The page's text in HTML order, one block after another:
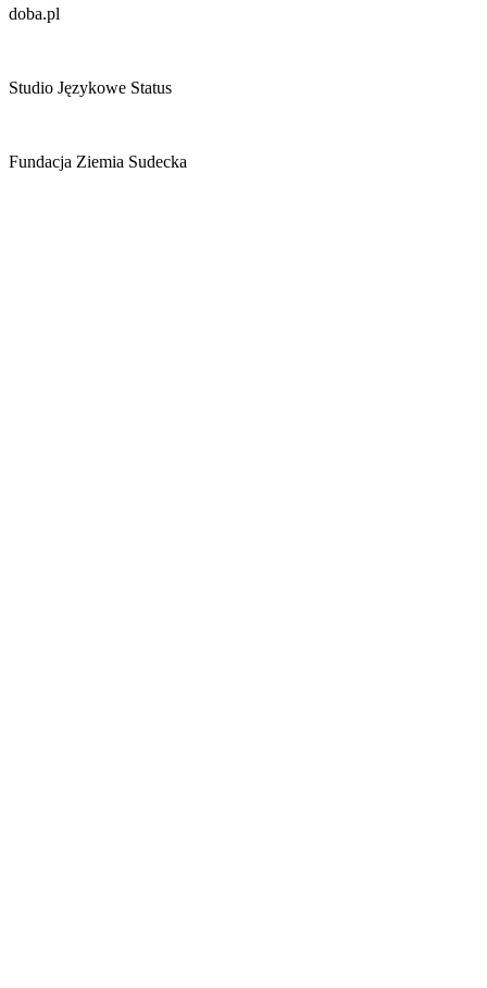
doba.pl
Studio Językowe Status
Fundacja Ziemia Sudecka